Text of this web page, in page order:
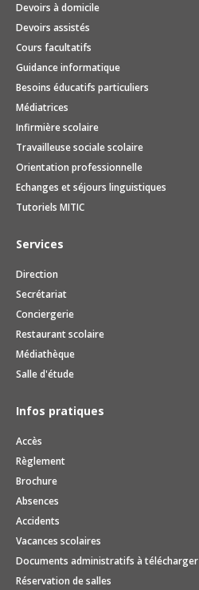
Devoirs à domicile
Devoirs assistés
Cours facultatifs
Guidance informatique
Besoins éducatifs particuliers
Médiatrices
Infirmière scolaire
Travailleuse sociale scolaire
Orientation professionnelle
Echanges et séjours linguistiques
Tutoriels MITIC
Services
Direction
Secrétariat
Conciergerie
Restaurant scolaire
Médiathèque
Salle d'étude
Infos pratiques
Accès
Règlement
Brochure
Absences
Accidents
Vacances scolaires
Documents administratifs à télécharger
Réservation de salles